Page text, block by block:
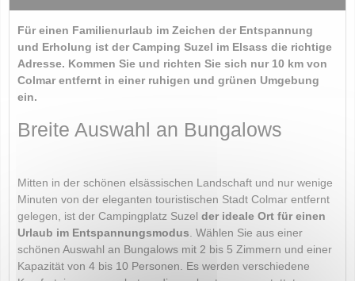
Für einen Familienurlaub im Zeichen der Entspannung
und Erholung ist der Camping Suzel im Elsass die richtige
Adresse. Kommen Sie und richten Sie sich nur 10 km von
Colmar entfernt in einer ruhigen und grünen Umgebung
ein.
Breite Auswahl an Bungalows
Mitten in der schönen elsässischen Landschaft und nur wenige
Minuten von der eleganten touristischen Stadt Colmar entfernt
gelegen, ist der Campingplatz Suzelder ideale Ort für einen
Urlaub im Entspannungsmodus . Wählen Sie aus einer
schönen Auswahl an Bungalows mit 2 bis 5 Zimmern und einer
Kapazität von 4 bis 10 Personen. Es werden verschiedene